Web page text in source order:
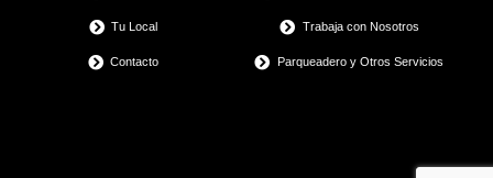
Tu Local
Contacto
Trabaja con Nosotros
Parqueadero y Otros Servicios